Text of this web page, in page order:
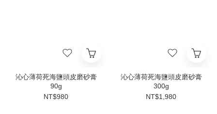
沁心薄荷死海鹽頭皮磨砂膏
90g
NT$980
沁心薄荷死海鹽頭皮磨砂膏
300g
NT$1,980